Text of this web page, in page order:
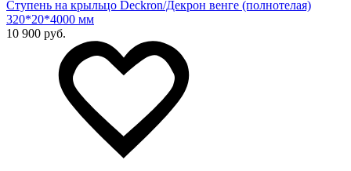
Ступень на крыльцо Deckron/Декрон венге (полнотелая)
320*20*4000 мм
10 900 руб.